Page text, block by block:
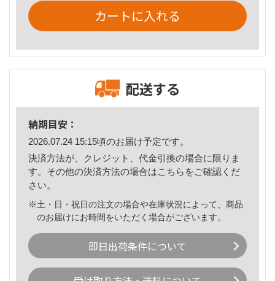
カートに入れる
配送する
納期目安：
2026.07.24 15:15頃のお届け予定です。
決済方法が、クレジット、代金引換の場合に限りま
す。その他の決済方法の場合はこちら をご確認くだ
さい。
※土・日・祝日の注文の場合や在庫状況によって、商品
のお届けにお時間をいただく場合がございます。
即日出荷条件について